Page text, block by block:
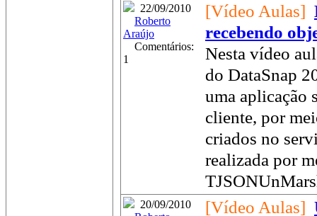
22/09/2010
Roberto
Araújo
Comentários:
1
[Vídeo Aulas]
recebendo
Nesta vídeo
do DataSnap
uma aplicação
cliente, por
criados no
realizada por
20/09/2010
[Vídeo Aulas]